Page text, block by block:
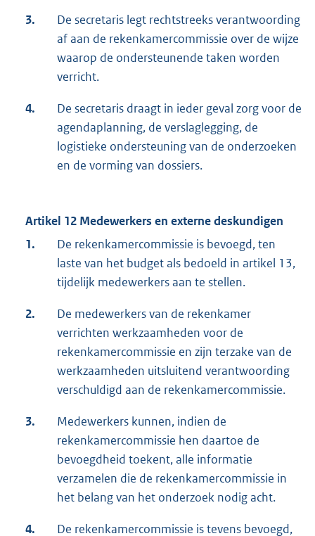
3.
De secretaris legt rechtstreeks verantwoording
af aan de rekenkamercommissie over de wijze
waarop de ondersteunende taken worden
verricht.
4.
De secretaris draagt in ieder geval zorg voor de
agendaplanning, de verslaglegging, de
logistieke ondersteuning van de onderzoeken
en de vorming van dossiers.
Artikel 12 Medewerkers en externe deskundigen
1.
De rekenkamercommissie is bevoegd, ten
laste van het budget als bedoeld in artikel 13,
tijdelijk medewerkers aan te stellen.
2.
De medewerkers van de rekenkamer
verrichten werkzaamheden voor de
rekenkamercommissie en zijn terzake van de
werkzaamheden uitsluitend verantwoording
verschuldigd aan de rekenkamercommissie.
3.
Medewerkers kunnen, indien de
rekenkamercommissie hen daartoe de
bevoegdheid toekent, alle informatie
verzamelen die de rekenkamercommissie in
het belang van het onderzoek nodig acht.
4.
De rekenkamercommissie is tevens bevoegd,